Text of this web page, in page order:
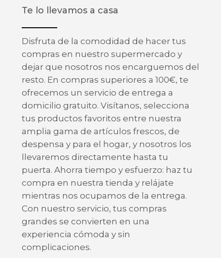
Te lo llevamos a casa
Disfruta de la comodidad de hacer tus
compras en nuestro supermercado y
dejar que nosotros nos encarguemos del
resto. En compras superiores a 100€, te
ofrecemos un servicio de entrega a
domicilio gratuito. Visítanos, selecciona
tus productos favoritos entre nuestra
amplia gama de artículos frescos, de
despensa y para el hogar, y nosotros los
llevaremos directamente hasta tu
puerta. Ahorra tiempo y esfuerzo: haz tu
compra en nuestra tienda y relájate
mientras nos ocupamos de la entrega.
Con nuestro servicio, tus compras
grandes se convierten en una
experiencia cómoda y sin
complicaciones.